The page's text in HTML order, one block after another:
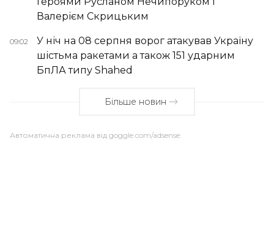
Валерієм Скрицьким
09:02
У ніч на 08 серпня ворог атакував Україну
шістьма ракетами а також 151 ударним
БпЛА типу Shahed
Більше новин
Автоматична реклама від goggle.com/adsense: